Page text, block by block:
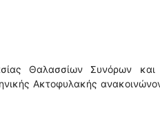
Θαλασσίων Συνόρων
Ακτοφυλακής